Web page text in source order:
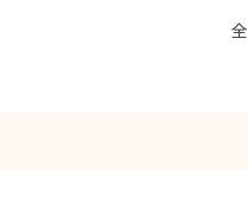
全